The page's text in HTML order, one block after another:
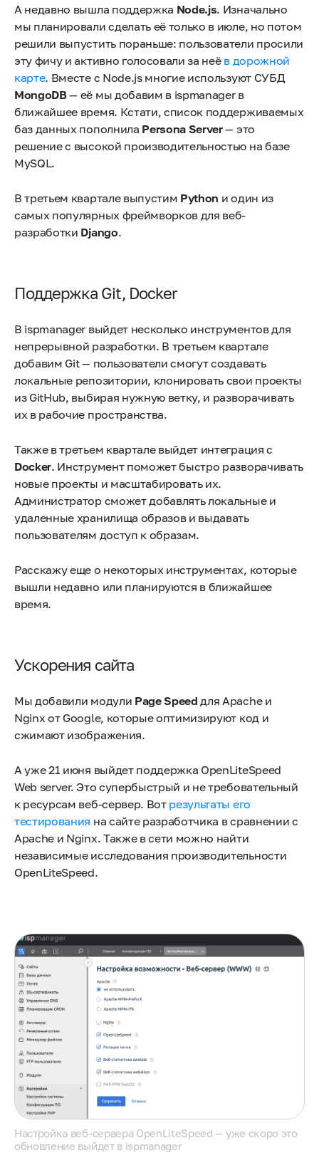
А недавно вышла поддержка Node.js. Изначально
мы планировали сделать её только в июле, но потом
решили выпустить пораньше: пользователи просили
эту фичу и активно голосовали за неё в дорожной
карте. Вместе с Node.js многие используют СУБД
MongoDB— её мы добавим в ispmanager в
ближайшее время. Кстати, список поддерживаемых
баз данных пополнила Persona Server— это
решение с высокой производительностью на базе
MySQL.
В третьем квартале выпустим Python и один из
самых популярных фреймворков для веб-
разработки Django.
Поддержка Git, Docker
В ispmanager выйдет несколько инструментов для
непрерывной разработки. В третьем квартале
добавим Git — пользователи смогут создавать
локальные репозитории, клонировать свои проекты
из GitHub, выбирая нужную ветку, и разворачивать
их в рабочие пространства.
Также в третьем квартале выйдет интеграция с
Doсker. Инструмент поможет быстро разворачивать
новые проекты и масштабировать их.
Администратор сможет добавлять локальные и
удаленные хранилища образов и выдавать
пользователям доступ к образам.
Расскажу еще о некоторых инструментах, которые
вышли недавно или планируются в ближайшее
время.
Ускорения сайта
Мы добавили модули Page Speed для Apache и
Nginx от Google, которые оптимизируют код и
сжимают изображения.
А уже 21 июня выйдет поддержка OpenLiteSpeed
Web server. Это супербыстрый и не требовательный
к ресурсам веб-сервер. Вот результаты его
тестирования на сайте разработчика в сравнении с
Apache и Nginx. Также в сети можно найти
независимые исследования производительности
OpenLiteSpeed.
Настройка веб-сервера OpenLiteSpeed — уже скоро это
обновление выйдет в ispmanager